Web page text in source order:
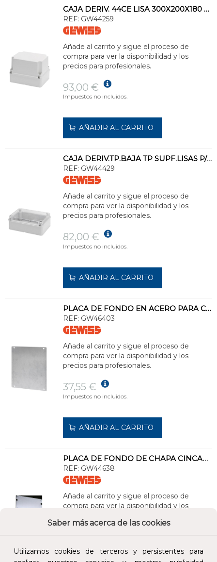
Saber más acerca de las cookies
Utilizamos cookies de terceros y persistentes para
CAJA DERIV. 44CE LISA 300X200X180 GWT960
REF: GW44259
Añade al carrito y sigue el proceso de
compra para ver la disponibilidad y los
precios para profesionales.
93,00 €
Impuestos no incluidos.
AÑADIR AL CARRITO
CAJA DERIV.TP.BAJA TP SUPF.LISAS P/AP.ELTCO.ELTRON.300x220x120mm IP56
REF: GW44429
Añade al carrito y sigue el proceso de
compra para ver la disponibilidad y los
precios para profesionales.
82,00 €
Impuestos no incluidos.
AÑADIR AL CARRITO
PLACA DE FONDO EN ACERO PARA CUADROS 405x500mm
REF: GW46403
Añade al carrito y sigue el proceso de
compra para ver la disponibilidad y los
precios para profesionales.
37,55 €
Impuestos no incluidos.
AÑADIR AL CARRITO
PLACA DE FONDO DE CHAPA CINCADA 316x396mm
REF: GW44638
Añade al carrito y sigue el proceso de
compra para ver la disponibilidad y los